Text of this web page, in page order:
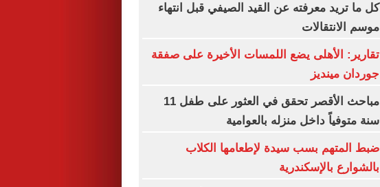
كل ما تريد معرفته عن القيد الصيفي قبل انتهاء
موسم الانتقالات
تقارير: الأهلى يضع اللمسات الأخيرة على صفقة
جوردان مينديز
مباحث الأقصر تحقق في العثور على طفل 11
سنة متوفياً داخل منزله بالعوامية
ضبط المتهم بسب سيدة لإطعامها الكلاب
بالشوارع بالإسكندرية